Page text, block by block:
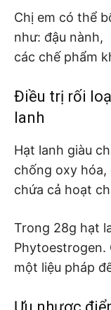
Chị em có thể
như: đậu nành,
các chế phẩm
Điều trị rối
lanh
Hạt lanh giàu
chống oxy
chứa cả hoạt
Trong 28g hạt
Phytoestrogen.
một liệu pháp